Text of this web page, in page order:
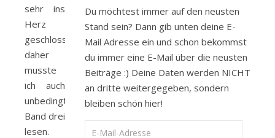
sehr ins
Herz
geschlossen,
daher
musste
ich auch
unbedingt
Band drei
lesen.
Du möchtest immer auf den neusten
Stand sein? Dann gib unten deine E-
Mail Adresse ein und schon bekommst
du immer eine E-Mail über die neusten
Beiträge :) Deine Daten werden NICHT
an dritte weitergegeben, sondern
bleiben schön hier!
E-Mail-Adresse